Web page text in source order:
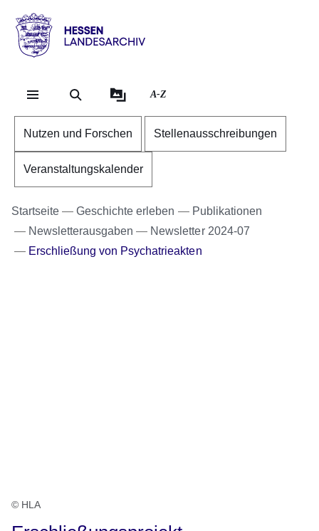
Hessen
Landesarchiv
A-Z
Nutzen und Forschen Stellenausschreibungen
Veranstaltungskalender
Startseite Geschichte erleben
Publikationen
Newsletterausgaben
Newsletter 2024-07
Erschließung von Psychatrieakten
© HLA